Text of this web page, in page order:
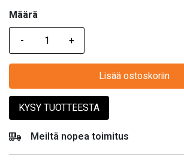
Määrä
Määrä
Lisää ostoskoriin
KYSY TUOTTEESTA
Meiltä nopea toimitus